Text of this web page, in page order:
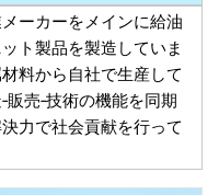
ーカーをメインに給油
ト製品を製造していま
料から自社で生産して
売‐技術の機能を同期
力で社会貢献を行って